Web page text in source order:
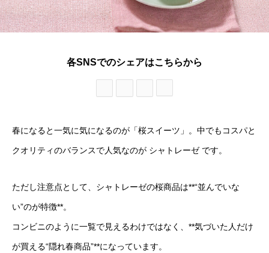
各SNSでのシェアはこちらから
春になると一気に気になるのが「桜スイーツ」。中でもコスパと
クオリティのバランスで人気なのが シャトレーゼ です。
ただし注意点として、シャトレーゼの桜商品は**“並んでいな
い”のが特徴**。
コンビニのように一覧で見えるわけではなく、**気づいた人だけ
が買える“隠れ春商品”**になっています。